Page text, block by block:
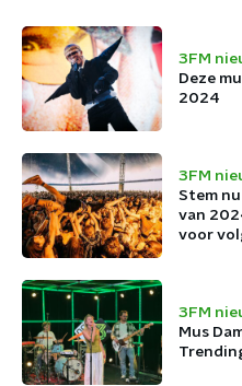
3FM
Deze
2024
3FM
Stem
van
voor
3FM
Mus